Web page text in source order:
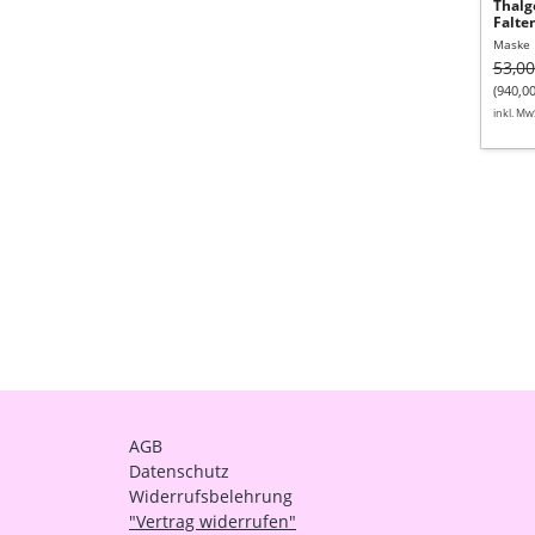
Maske
inkl.
AGB
Datenschutz
Widerrufsbelehrung
"Vertrag widerrufen"